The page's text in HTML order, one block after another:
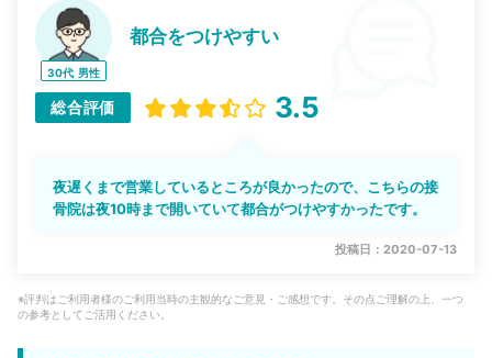
30代 男性
都合をつけやすい
総合評価 3.5
夜遅くまで営業しているところが良かったので、こちらの接
骨院は夜10時まで開いていて都合がつけやすかったです。
投稿日：2020-07-13
※評判はご利用者様のご利用当時の主観的なご意見・ご感想です。その点ご理解の上、一つ
の参考としてご活用ください。